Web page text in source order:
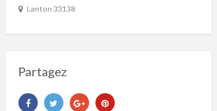
Lanton 33138
Partagez